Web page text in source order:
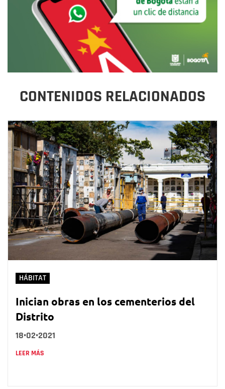
CONTENIDOS RELACIONADOS
HÁBITAT
Inician obras en los cementerios del
Distrito
18•02•2021
LEER MÁS